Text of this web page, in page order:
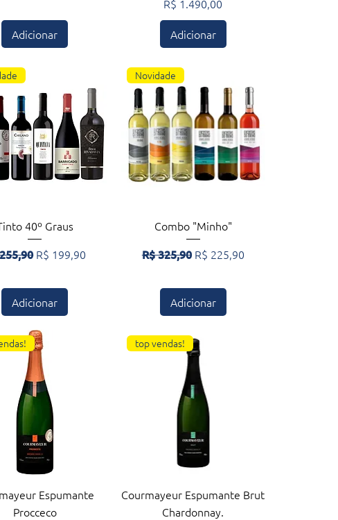
Adicionar
R$ 1.490,00
Adicionar
rápida
40º Graus
normalPreço promocional
R$ 199,90
Adicionar
Visualização rápida
Novidade
Combo "Minho"
Preço normal
R$ 325,90 Preço promocional
R$ 225,90
Adicionar
rápida
Espumante
Procceco
Visualização rápida
top vendas!
Courmayeur Espumante Brut
Chardonnay.